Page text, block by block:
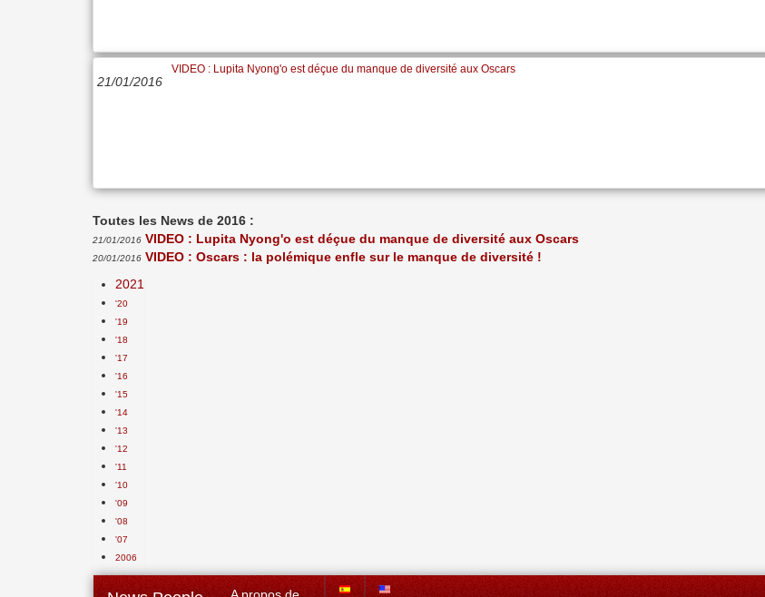
21/01/2016
VIDEO : Lupita Nyong'o est déçue du manque de diversité aux Oscars
Toutes les News de 2016 :
21/01/2016 VIDEO : Lupita Nyong'o est déçue du manque de diversité aux Oscars
20/01/2016 VIDEO : Oscars : la polémique enfle sur le manque de diversité !
2021
'20
'19
'18
'17
'16
'15
'14
'13
'12
'11
'10
'09
'08
'07
2006